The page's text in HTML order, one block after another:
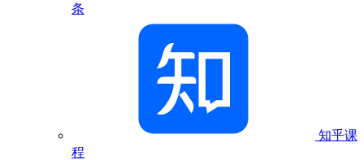
条
知乎课
程